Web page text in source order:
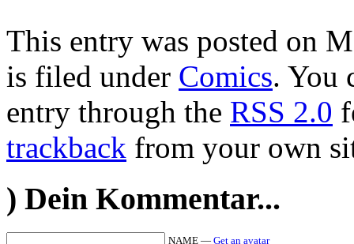
This entry was posted on
is filed under Comics. You
entry through the RSS 2.0
trackback from your own
) Dein Kommentar...
NAME — Get an avatar